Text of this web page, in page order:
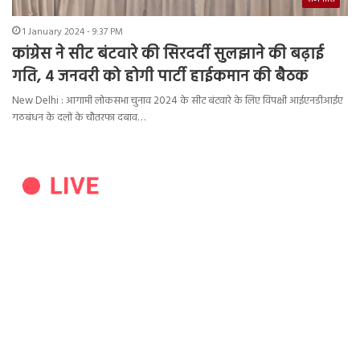
1 January 2024 - 9:37 PM
कांग्रेस ने सीट बंटवारे की सिरदर्दी सुलझाने की बढ़ाई
गति, 4 जनवरी को होगी पार्टी हाईकमान की बैठक
New Delhi : आगामी लोकसभा चुनाव 2024 के सीट बंटवारे के लिए विपक्षी आईएनडीआईए
गठबंधन के दलों के चौतरफा दबाव…